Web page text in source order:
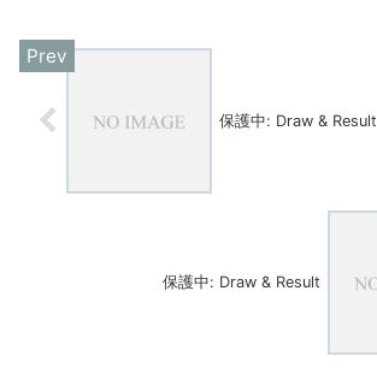
保護中: Draw & Result
保護中: Draw & Result